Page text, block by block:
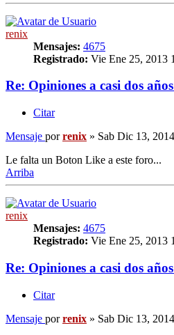
renix
Mensajes: 4675
Registrado: Vie Ene 25, 2013
Re: Opiniones a casi dos
Citar
Mensaje porrenix » Sab Dic 13,
Le falta un Boton Like a este foro...
Arriba
renix
Mensajes: 4675
Registrado: Vie Ene 25, 2013
Re: Opiniones a casi dos
Citar
Mensaje porrenix » Sab Dic 13,